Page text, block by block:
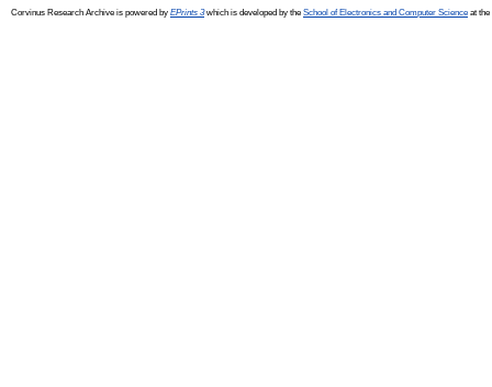
Corvinus Research Archive is powered by EPrints 3which is developed by the School of Electronics and Computer Science at